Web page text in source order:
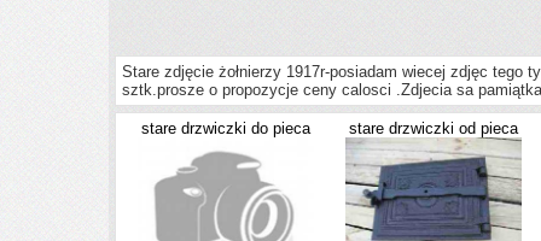
Stare zdjęcie żołnierzy 1917r-posiadam wiecej zdjęc
sztk.prosze o propozycje ceny calosci .Zdjecia sa
stare drzwiczki do pieca stare drzwiczki od pieca